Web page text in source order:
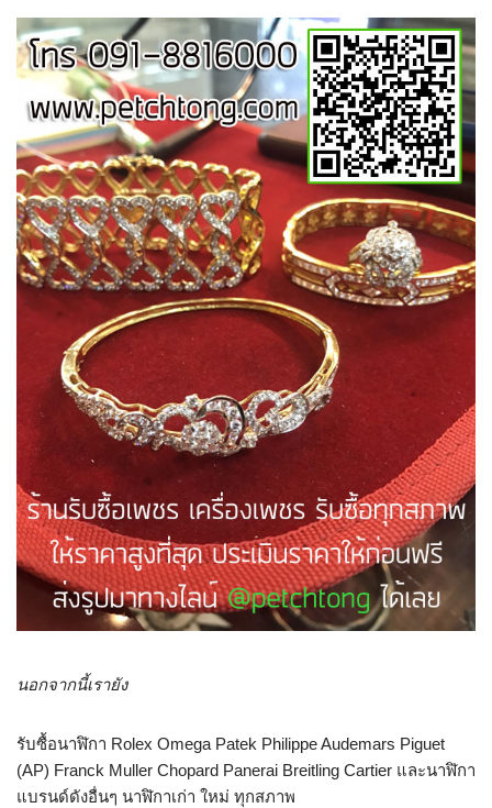
นอกจากนี้เรายัง
รับซื้อนาฬิกา Rolex Omega Patek Philippe Audemars Piguet
(AP) Franck Muller Chopard Panerai Breitling Cartier และนาฬิกา
แบรนด์ดังอื่นๆ นาฬิกาเก่า ใหม่ ทุกสภาพ